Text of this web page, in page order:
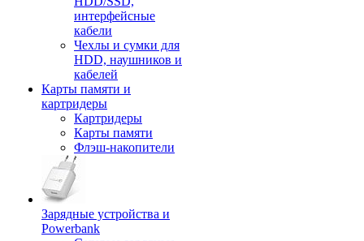
интерфейсные
кабели
Чехлы и сумки для
HDD, наушников и
кабелей
Карты памяти и
картридеры
Картридеры
Карты памяти
Флэш-накопители
Зарядные устройства и
Powerbank